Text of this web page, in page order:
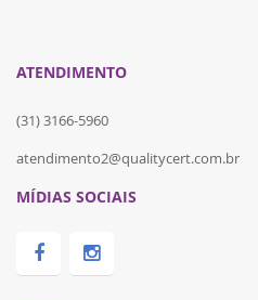
ATENDIMENTO
(31) 3166-5960
atendimento2@qualitycert.com.br
MÍDIAS SOCIAIS